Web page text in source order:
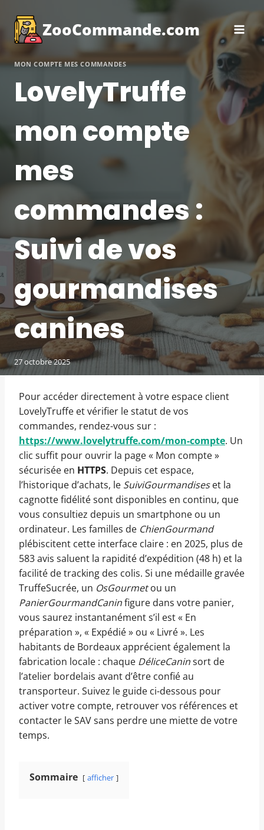
contenu ZooCommande.com
MON COMPTE MES COMMANDES
LovelyTruffe
mon compte
mes
commandes :
Suivi de vos
gourmandises
canines
27 octobre 2025
Pour accéder directement à votre espace client
LovelyTruffe et vérifier le statut de vos
commandes, rendez-vous sur :
https://www.lovelytruffe.com/mon-compte. Un
clic suffit pour ouvrir la page « Mon compte »
sécurisée en HTTPS. Depuis cet espace,
l’historique d’achats, le SuiviGourmandiseset la
cagnotte fidélité sont disponibles en continu, que
vous consultiez depuis un smartphone ou un
ordinateur. Les familles de ChienGourmand
plébiscitent cette interface claire : en 2025, plus de
583 avis saluent la rapidité d’expédition (48 h) et la
facilité de tracking des colis. Si une médaille gravée
TruffeSucrée, un OsGourmetou un
PanierGourmandCaninfigure dans votre panier,
vous saurez instantanément s’il est « En
préparation », « Expédié » ou « Livré ». Les
habitants de Bordeaux apprécient également la
fabrication locale : chaque DéliceCaninsort de
l’atelier bordelais avant d’être confié au
transporteur. Suivez le guide ci-dessous pour
activer votre compte, retrouver vos références et
contacter le SAV sans perdre une miette de votre
temps.
Sommaire afficher